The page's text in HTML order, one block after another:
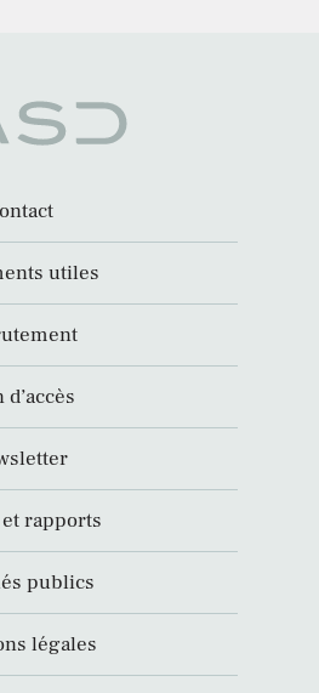
utiles
d’accès
rapports
publics
légales